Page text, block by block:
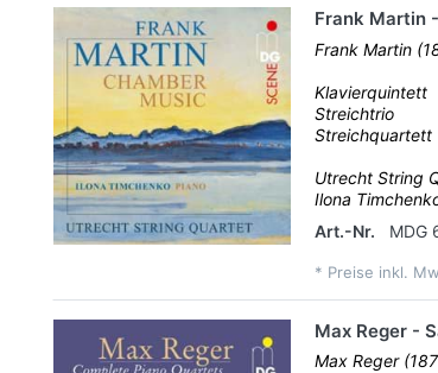
Frank Martin
Frank Martin
Klavierquintett
Streichtrio
Streichquartett
Utrecht String
Ilona
Art.-Nr.
MDG
* Preise inkl.
Max Reger -
Max Reger